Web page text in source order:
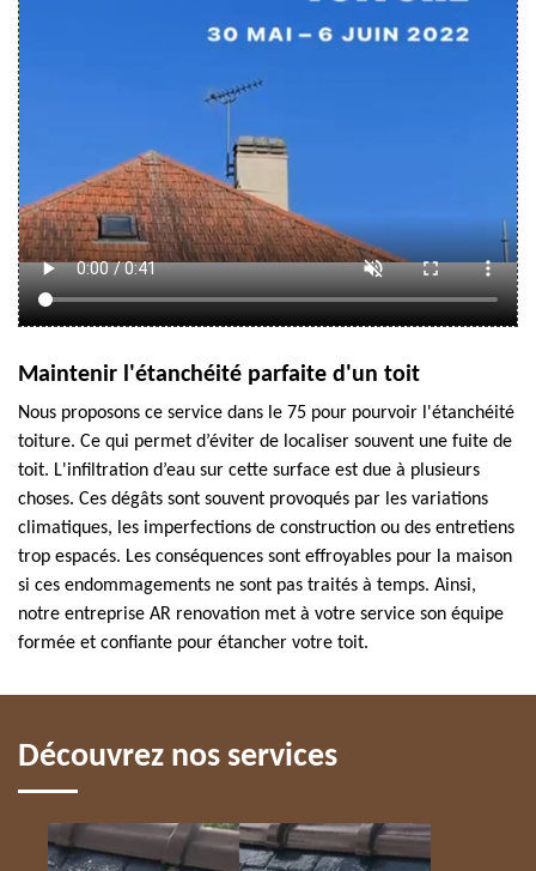
Maintenir l'étanchéité parfaite d'un toit
Nous proposons ce service dans le 75 pour pourvoir l'étanchéité
toiture. Ce qui permet d’éviter de localiser souvent une fuite de
toit. L'infiltration d’eau sur cette surface est due à plusieurs
choses. Ces dégâts sont souvent provoqués par les variations
climatiques, les imperfections de construction ou des entretiens
trop espacés. Les conséquences sont effroyables pour la maison
si ces endommagements ne sont pas traités à temps. Ainsi,
notre entreprise AR renovation met à votre service son équipe
formée et confiante pour étancher votre toit.
Découvrez nos services